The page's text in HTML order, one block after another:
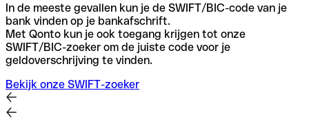
In de meeste gevallen kun je de SWIFT/BIC-code van je
bank vinden op je bankafschrift.
Met Qonto kun je ook toegang krijgen tot onze
SWIFT/BIC-zoeker om de juiste code voor je
geldoverschrijving te vinden.
Bekijk onze SWIFT-zoeker